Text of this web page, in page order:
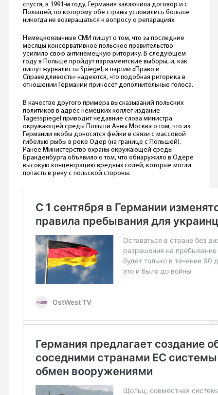
спустя, в 1991-м году, Германия заключила договор и с
Польшей, по которому обе страны условились больше
никогда не возвращаться к вопросу о репарациях.
Немецкоязычные СМИ пишут о том, что за последние
месяцы консервативное польское правительство
усилило свою антинемецкую риторику. В следующем
году в Польше пройдут парламентские выборы, и, как
пишут журналисты Spiegel, в партии «Право и
Справедливость» надеются, что подобная риторика в
отношении Германии принесёт дополнительные голоса.
В качестве другого примера высказываний польских
политиков в адрес немецких коллег издание
Tagesspiegel приводит недавние слова министра
окружающей среды Польши Анны Москва о том, что из
Германии якобы доносятся фейки в связи с массовой
гибелью рыбы в реке Одер (на границе с Польшей).
Ранее Министерство охраны окружающей среды
Бранденбурга объявило о том, что обнаружило в Одере
высокую концентрацию вредных солей, которые могли
попасть в реку с польской стороны.